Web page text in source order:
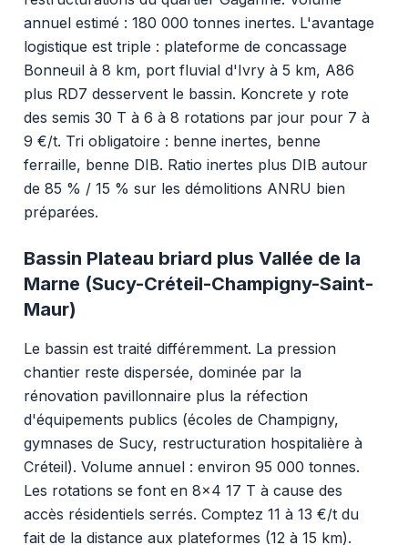
annuel estimé : 180 000 tonnes inertes. L'avantage
logistique est triple : plateforme de concassage
Bonneuil à 8 km, port fluvial d'Ivry à 5 km, A86
plus RD7 desservent le bassin. Koncrete y rote
des semis 30 T à 6 à 8 rotations par jour pour 7 à
9 €/t. Tri obligatoire : benne inertes, benne
ferraille, benne DIB. Ratio inertes plus DIB autour
de 85 % / 15 % sur les démolitions ANRU bien
préparées.
Bassin Plateau briard plus Vallée de la
Marne (Sucy-Créteil-Champigny-Saint-
Maur)
Le bassin est traité différemment. La pression
chantier reste dispersée, dominée par la
rénovation pavillonnaire plus la réfection
d'équipements publics (écoles de Champigny,
gymnases de Sucy, restructuration hospitalière à
Créteil). Volume annuel : environ 95 000 tonnes.
Les rotations se font en 8x4 17 T à cause des
accès résidentiels serrés. Comptez 11 à 13 €/t du
fait de la distance aux plateformes (12 à 15 km).